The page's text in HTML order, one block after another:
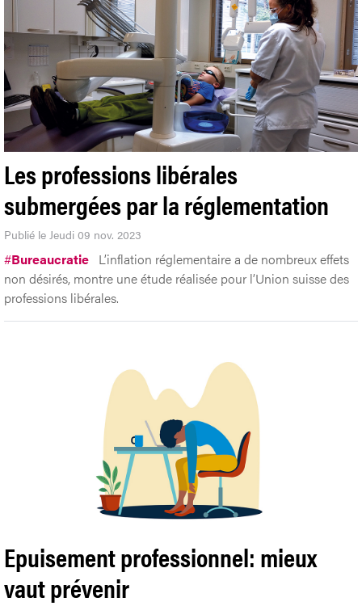
Les professions libérales
submergées par la réglementation
Publié le Jeudi 09 nov. 2023
#Bureaucratie L’inflation réglementaire a de nombreux effets
non désirés, montre une étude réalisée pour l’Union suisse des
professions libérales.
Epuisement professionnel: mieux
vaut prévenir